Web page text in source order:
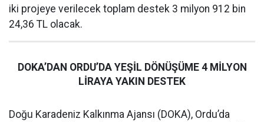
iki projeye verilecek toplam destek 3 milyon 912 bin
24,36 TL olacak.
DOKA’DAN ORDU’DA YEŞİL DÖNÜŞÜME 4 MİLYON
LİRAYA YAKIN DESTEK
Doğu Karadeniz Kalkınma Ajansı (DOKA), Ordu’da